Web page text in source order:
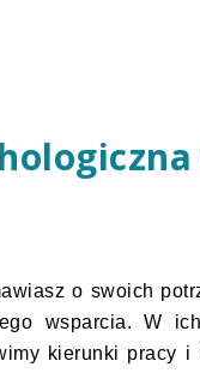
o swoich
wsparcia. W
kierunki pracy i